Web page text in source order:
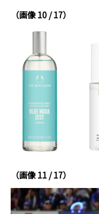
（画像 10 / 17）
（画像 11 / 17）